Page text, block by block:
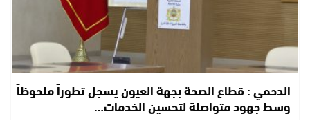
الدحمي : قطاع الصحة بجهة العيون يسجل تطوراً ملحوظاً
وسط جهود متواصلة لتحسين الخدمات…